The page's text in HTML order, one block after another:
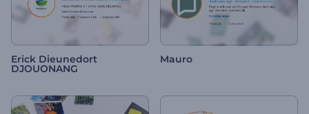
Erick Dieunedort
DJOUONANG
Mauro